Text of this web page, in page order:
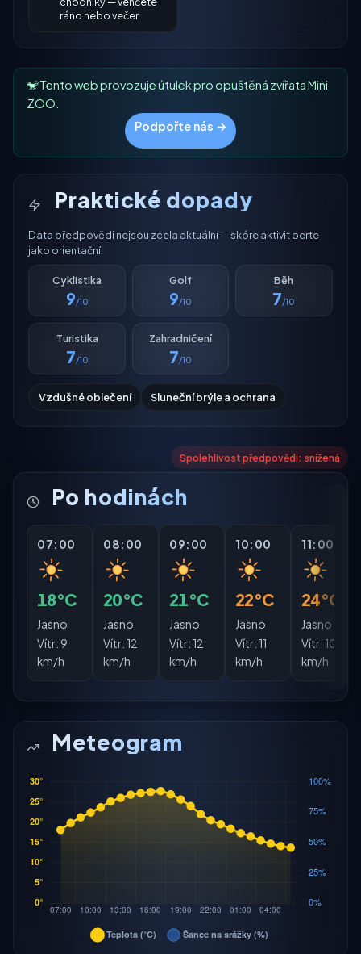
ráno nebo večer
🐒 Tento web provozuje útulek pro opuštěná zvířata Mini
ZOO.
Podpořte nás →
Praktické dopady
Data předpovědi nejsou zcela aktuální — skóre aktivit berte
jako orientační.
Cyklistika
9/10
Golf
9/10
Běh
7/10
Turistika
7/10
Zahradničení
7/10
Vzdušné oblečení Sluneční brýle a ochrana
Spolehlivost předpovědi: snížená
Po hodinách
07:00
18°C
Jasno
Vítr: 9
km/h
08:00
20°C
Jasno
Vítr: 12
km/h
09:00
21°C
Jasno
Vítr: 12
km/h
10:00
22°C
Jasno
Vítr: 11
km/h
11:00
24°C
Jasno
Vítr: 10
km/h
Meteogram